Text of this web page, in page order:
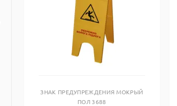
Купить в один клик
ЗНАК ПРЕДУПРЕЖДЕНИЯ МОКРЫЙ
ПОЛ 3688